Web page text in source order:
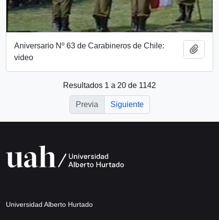
Aniversario Nº 63 de Carabineros de Chile:
video
Resultados 1 a 20 de 1142
Previa Siguiente
Universidad Alberto Hurtado